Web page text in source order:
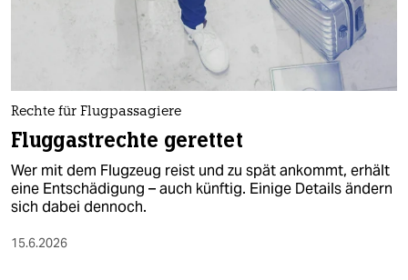
Rechte für Flugpassagiere
Fluggastrechte gerettet
Wer mit dem Flugzeug reist und zu spät ankommt, erhält
eine Entschädigung – auch künftig. Einige Details ändern
sich dabei dennoch.
15.6.2026